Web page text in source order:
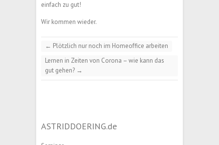
einfach zu gut!
Wir kommen wieder.
← Plötzlich nur noch im Homeoffice arbeiten
Lernen in Zeiten von Corona – wie kann das
gut gehen? →
ASTRIDDOERING.de